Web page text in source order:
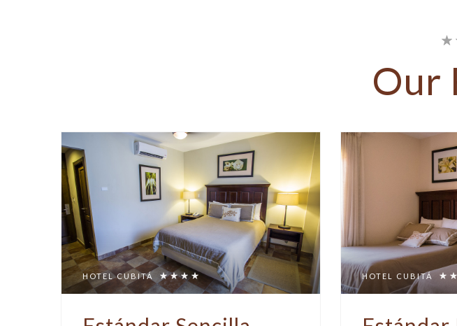
Our
HOTEL CUBITÁ HOTEL CUBITÁ